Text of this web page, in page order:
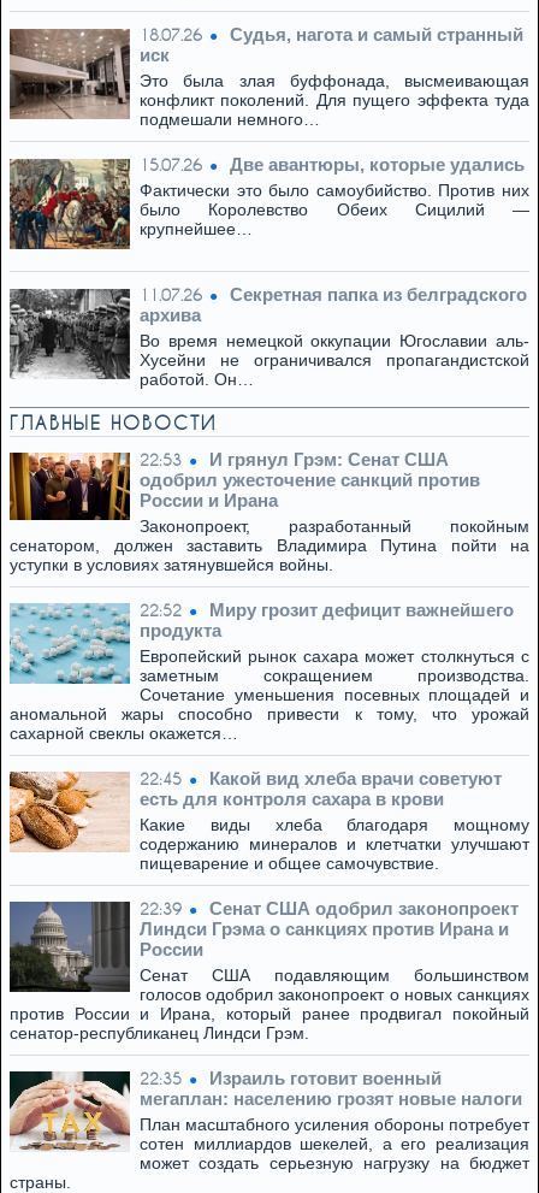
18.07.26
Cудья, нагота и самый странный
иск
Это была злая буффонада, высмеивающая
конфликт поколений. Для пущего эффекта туда
подмешали немного…
15.07.26 Две авантюры, которые удались
Фактически это было самоубийство. Против них
было Королевство Обеих Сицилий —
крупнейшее…
11.07.26
Секретная папка из белградского
архива
Во время немецкой оккупации Югославии аль-
Хусейни не ограничивался пропагандистской
работой. Он…
ГЛАВНЫЕ НОВОСТИ
22:53
И грянул Грэм: Сенат США
одобрил ужесточение санкций против
России и Ирана
Законопроект, разработанный покойным
сенатором, должен заставить Владимира Путина пойти на
уступки в условиях затянувшейся войны.
22:52
Миру грозит дефицит важнейшего
продукта
Европейский рынок сахара может столкнуться с
заметным сокращением производства.
Сочетание уменьшения посевных площадей и
аномальной жары способно привести к тому, что урожай
сахарной свеклы окажется…
22:45
Какой вид хлеба врачи советуют
есть для контроля сахара в крови
Какие виды хлеба благодаря мощному
содержанию минералов и клетчатки улучшают
пищеварение и общее самочувствие.
22:39
Сенат США одобрил законопроект
Линдси Грэма о санкциях против Ирана и
России
Сенат США подавляющим большинством
голосов одобрил законопроект о новых санкциях
против России и Ирана, который ранее продвигал покойный
сенатор-республиканец Линдси Грэм.
22:35
Израиль готовит военный
мегаплан: населению грозят новые налоги
План масштабного усиления обороны потребует
сотен миллиардов шекелей, а его реализация
может создать серьезную нагрузку на бюджет
страны.